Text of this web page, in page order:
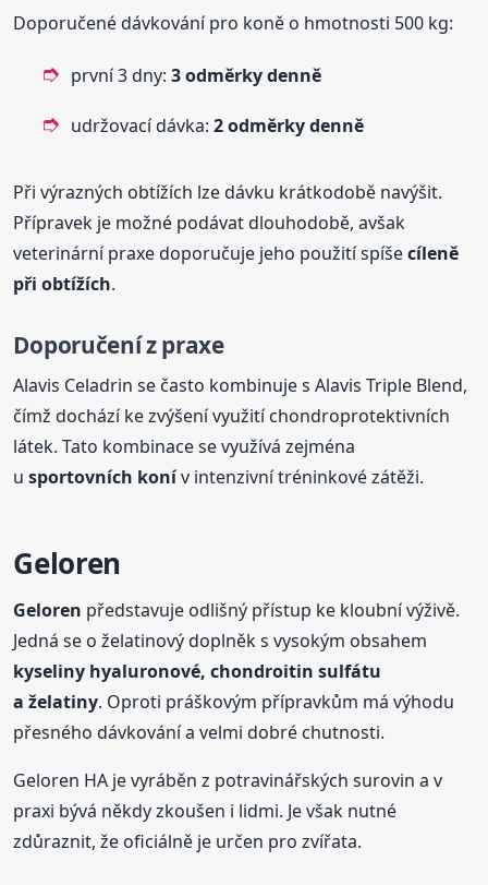
Doporučené dávkování pro koně o hmotnosti 500 kg:
první 3 dny:3 odměrky denně
udržovací dávka:2 odměrky denně
Při výrazných obtížích lze dávku krátkodobě navýšit.
Přípravek je možné podávat dlouhodobě, avšak
veterinární praxe doporučuje jeho použití spíšecíleně
při obtížích.
Doporučení z praxe
Alavis Celadrin se často kombinuje s Alavis Triple Blend,
čímž dochází ke zvýšení využití chondroprotektivních
látek. Tato kombinace se využívá zejména
usportovních konív intenzivní tréninkové zátěži.
Geloren
Geloren představuje odlišný přístup ke kloubní výživě.
Jedná se o želatinový doplněk s vysokým obsahem
kyseliny hyaluronové, chondroitin sulfátu
a želatiny. Oproti práškovým přípravkům má výhodu
přesného dávkování a velmi dobré chutnosti.
Geloren HA je vyráběn z potravinářských surovin a v
praxi bývá někdy zkoušen i lidmi. Je však nutné
zdůraznit, že oficiálně je určen pro zvířata.